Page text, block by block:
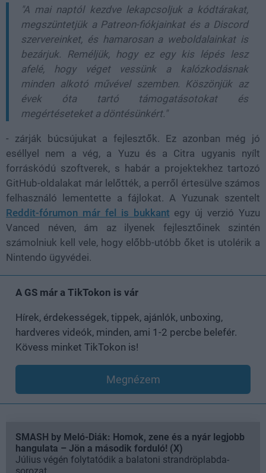
"A mai naptól kezdve lekapcsoljuk a kódtárakat,
megszüntetjük a Patreon-fiókjainkat és a Discord
szervereinket, és hamarosan a weboldalainkat is
bezárjuk. Reméljük, hogy ez egy kis lépés lesz
afelé, hogy véget vessünk a kalózkodásnak
minden alkotó művével szemben. Köszönjük az
évek óta tartó támogatásotokat és
megértéseteket a döntésünkért."
- zárják búcsújukat a fejlesztők. Ez azonban még jó
eséllyel nem a vég, a Yuzu és a Citra ugyanis nyílt
forráskódú szoftverek, s habár a projektekhez tartozó
GitHub-oldalakat már lelőtték, a perről értesülve számos
felhasználó lementette a fájlokat. A Yuzunak szentelt
Reddit-fórumon már fel is bukkant egy új verzió Yuzu
Vanced néven, ám az ilyenek fejlesztőinek szintén
számolniuk kell vele, hogy előbb-utóbb őket is utolérik a
Nintendo ügyvédei.
A GS már a TikTokon is vár
Hírek, érdekességek, tippek, ajánlók, unboxing,
hardveres videók, minden, ami 1-2 percbe belefér.
Kövess minket TikTokon is!
Megnézem
SMASH by Meló-Diák: Homok, zene és a nyár legjobb
hangulata – Jön a második forduló! (X)
Július végén folytatódik a balatoni strandröplabda-